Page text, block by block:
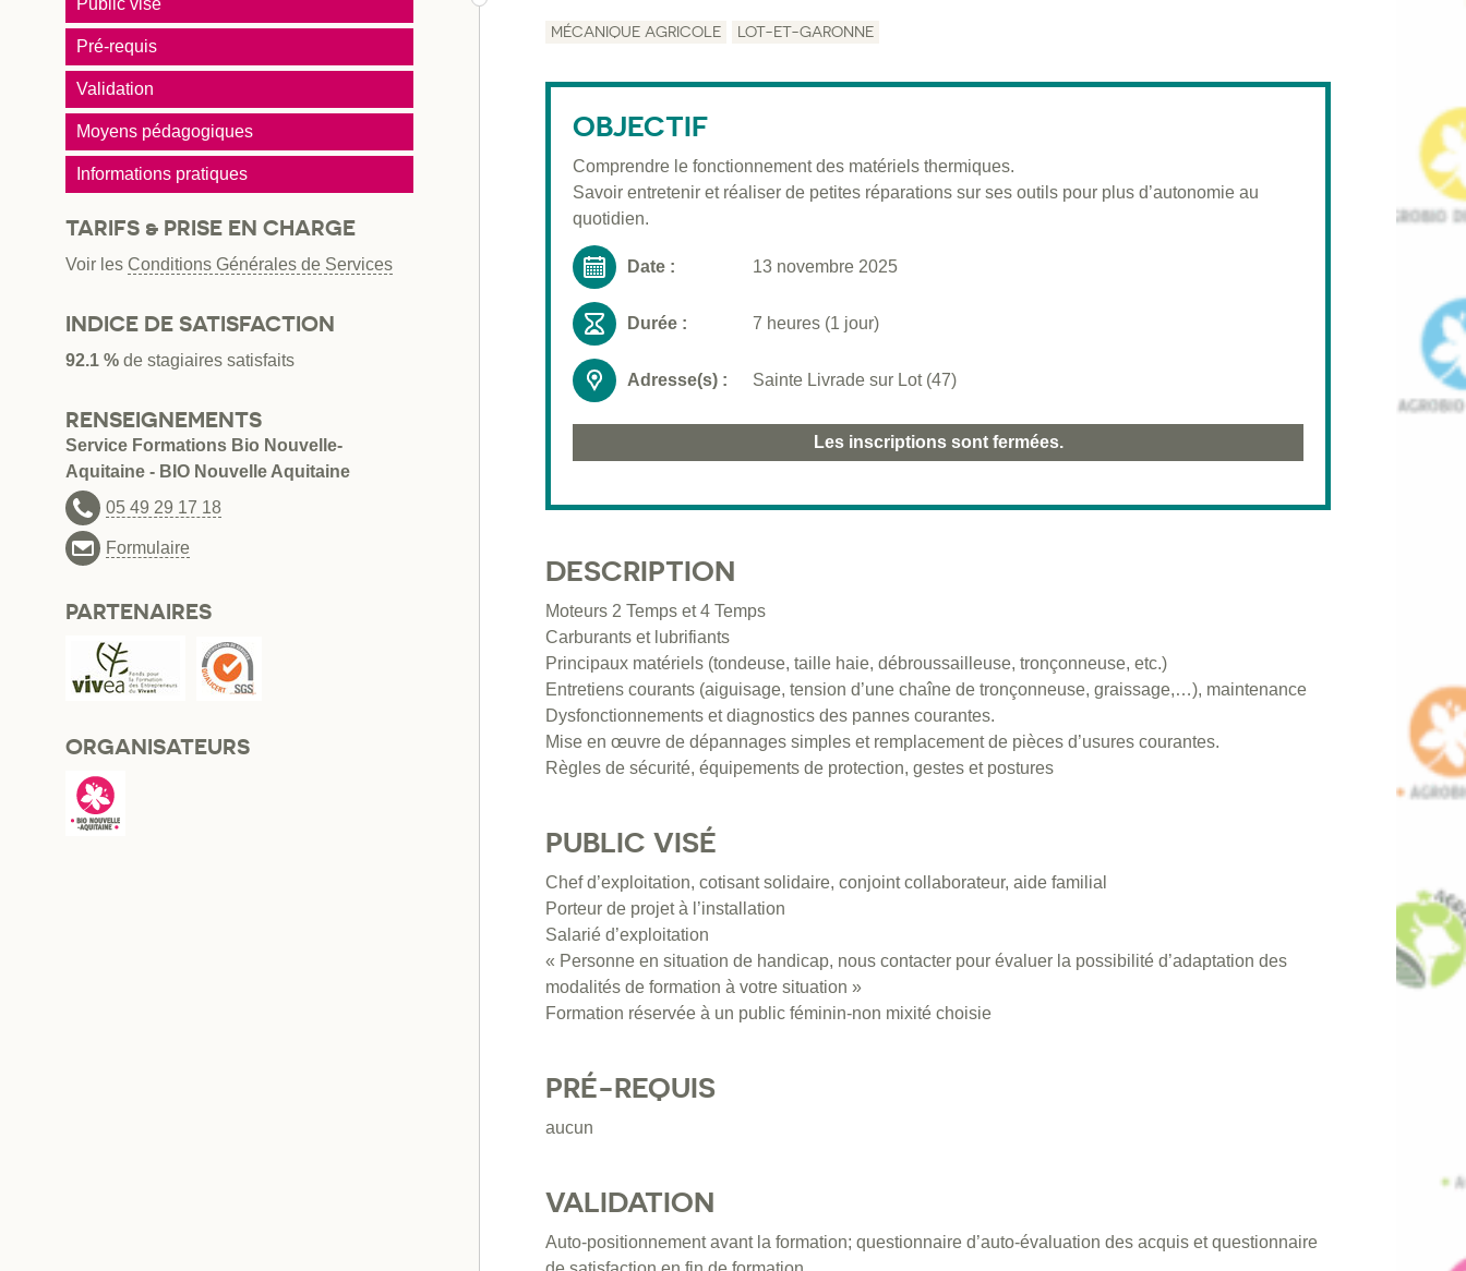
MÉCANIQUE AGRICOLE LOT-ET-GARONNE
OBJECTIF
Comprendre le fonctionnement des matériels thermiques.
Savoir entretenir et réaliser de petites réparations sur ses outils pour plus d’autonomie au
quotidien.
Date : 13 novembre 2025
Durée : 7 heures (1 jour)
Adresse(s) : Sainte Livrade sur Lot (47)
Les inscriptions sont fermées.
DESCRIPTION
Moteurs 2 Temps et 4 Temps
Carburants et lubrifiants
Principaux matériels (tondeuse, taille haie, débroussailleuse, tronçonneuse, etc.)
Entretiens courants (aiguisage, tension d’une chaîne de tronçonneuse, graissage,…), maintenance
Dysfonctionnements et diagnostics des pannes courantes.
Mise en œuvre de dépannages simples et remplacement de pièces d’usures courantes.
Règles de sécurité, équipements de protection, gestes et postures
PUBLIC VISÉ
Chef d’exploitation, cotisant solidaire, conjoint collaborateur, aide familial
Porteur de projet à l’installation
Salarié d’exploitation
« Personne en situation de handicap, nous contacter pour évaluer la possibilité d’adaptation des
modalités de formation à votre situation »
Formation réservée à un public féminin-non mixité choisie
PRÉ-REQUIS
aucun
VALIDATION
Auto-positionnement avant la formation; questionnaire d’auto-évaluation des acquis et questionnaire
Public visé
Pré-requis
Validation
Moyens pédagogiques
Informations pratiques
TARIFS & PRISE EN CHARGE
Voir les Conditions Générales de Services
INDICE DE SATISFACTION
92.1 % de stagiaires satisfaits
RENSEIGNEMENTS
Service Formations Bio Nouvelle-
Aquitaine - BIO Nouvelle Aquitaine
05 49 29 17 18
Formulaire
PARTENAIRES
ORGANISATEURS